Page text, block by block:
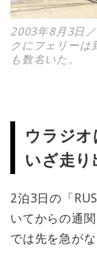
2003年8月3日
クにフェリーは
も数名いた。
ウラジ
いざ走
2泊3日の「
いてからの通
では先を急が